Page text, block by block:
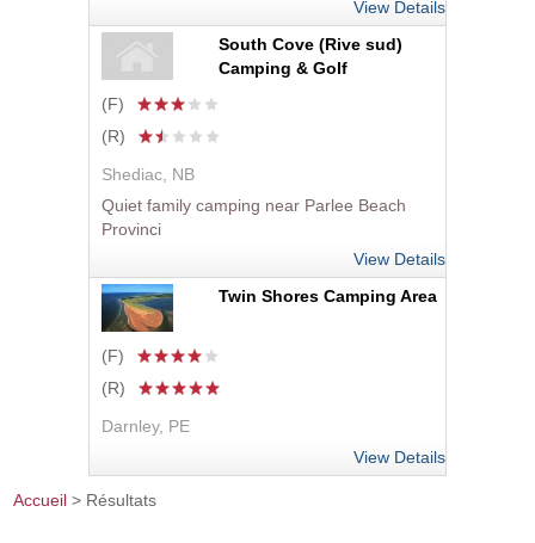
View Details
South Cove (Rive sud)
Camping & Golf
(F)
(R)
Shediac, NB
Quiet family camping near Parlee Beach
Provinci
View Details
Twin Shores Camping Area
(F)
(R)
Darnley, PE
View Details
Accueil > Résultats